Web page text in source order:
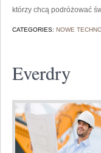
którzy chcą podróżować
CATEGORIES: NOWE
Everdry